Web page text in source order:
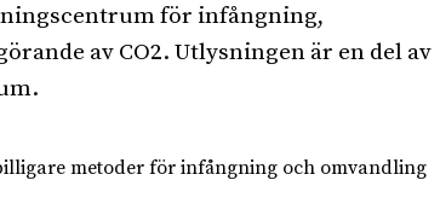
för infångning,
av CO2. Utlysningen är en del av
metoder för infångning och omvandling